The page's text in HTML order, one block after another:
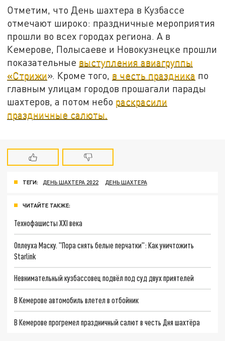
Отметим, что День шахтера в Кузбассе
отмечают широко: праздничные мероприятия
прошли во всех городах региона. А в
Кемерове, Полысаеве и Новокузнецке прошли
показательные выступления авиагруппы
«Стрижи». Кроме того, в честь праздника по
главным улицам городов прошагали парады
шахтеров, а потом небо раскрасили
праздничные салюты.
ТЕГИ: ДЕНЬ ШАХТЕРА 2022 ДЕНЬ ШАХТЕРА
ЧИТАЙТЕ ТАКЖЕ:
Технофашисты XXI века
Оплеуха Маску. "Пора снять белые перчатки": Как уничтожить
Starlink
Невнимательный кузбассовец подвёл под суд двух приятелей
В Кемерове автомобиль влетел в отбойник
В Кемерове прогремел праздничный салют в честь Дня шахтёра